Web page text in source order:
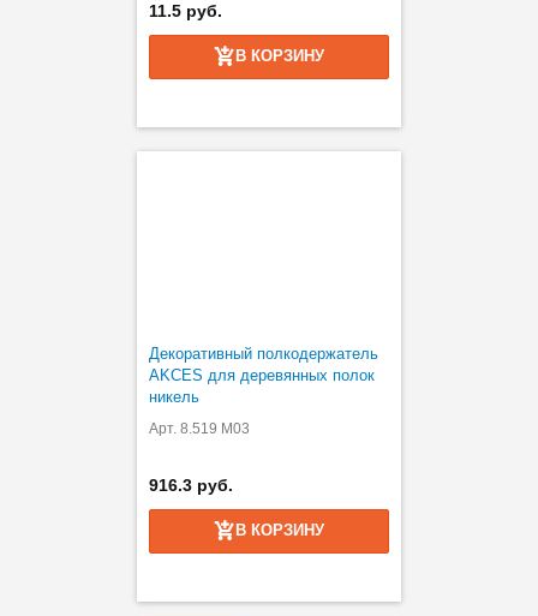
11.5 руб.
В КОРЗИНУ
Декоративный полкодержатель
AKCES для деревянных полок
никель
Арт. 8.519 M03
916.3 руб.
В КОРЗИНУ